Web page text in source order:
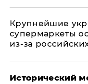
Крупнейшие
супермаркеты
из-за
Исторический